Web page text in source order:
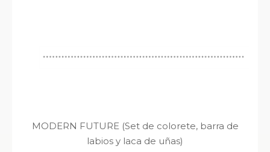
MODERN FUTURE (Set de colorete, barra de
labios y laca de uñas)